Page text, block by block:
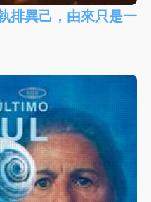
排異己，由來只是一